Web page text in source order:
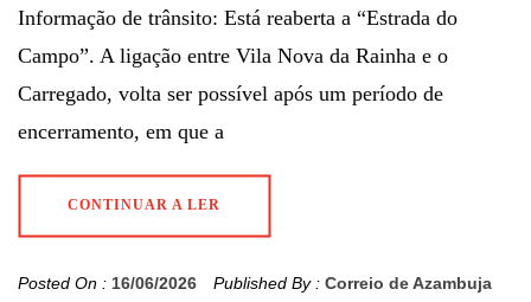
Informação de trânsito: Está reaberta a “Estrada do
Campo”. A ligação entre Vila Nova da Rainha e o
Carregado, volta ser possível após um período de
encerramento, em que a
CONTINUAR A LER
Posted On : 16/06/2026 Published By : Correio de Azambuja